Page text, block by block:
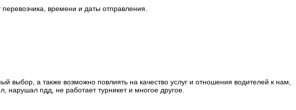
времени и даты отправления.
выбор, а также возможно повлиять на качество услуг и отношения водителей к нам,
нарушал пдд, не работает турникет и многое другое.